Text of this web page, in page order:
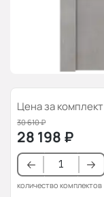
Цена за комплект
30 610₽
28 198 ₽
количество комплектов